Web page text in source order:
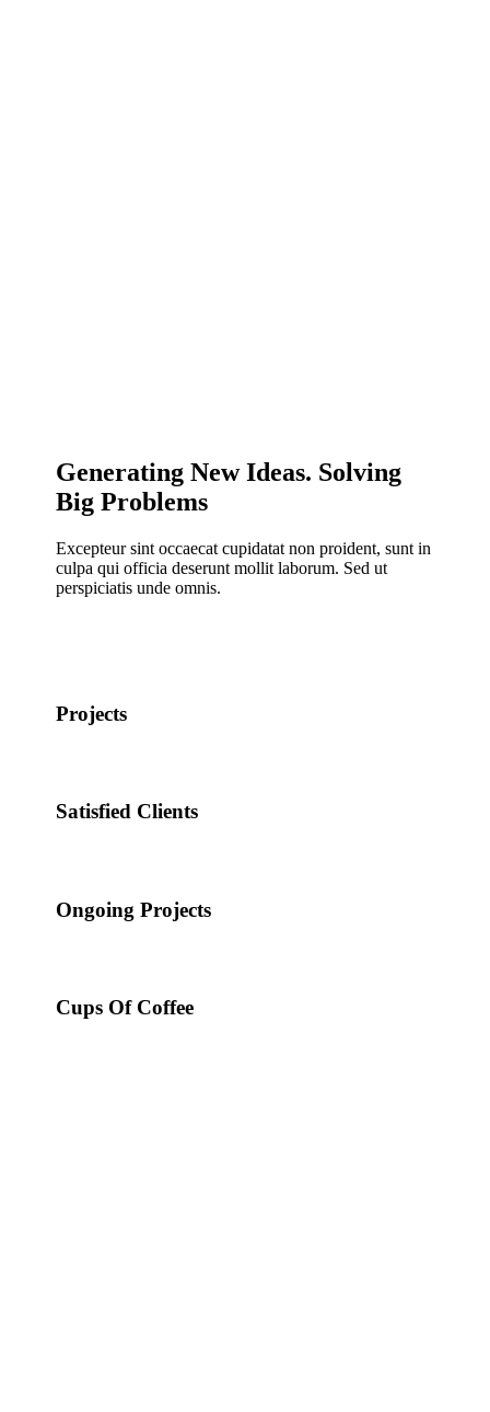
Generating New Ideas. Solving
Big Problems
Excepteur sint occaecat cupidatat non proident, sunt in
culpa qui officia deserunt mollit laborum. Sed ut
perspiciatis unde omnis.
Projects
Satisfied Clients
Ongoing Projects
Cups Of Coffee